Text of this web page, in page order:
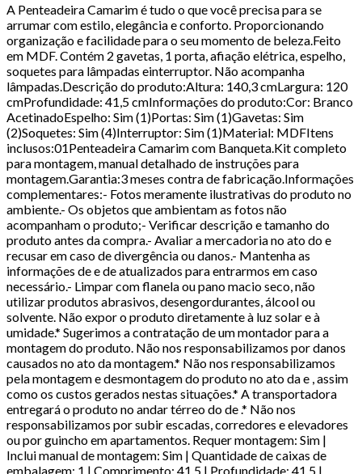
A Penteadeira Camarim é tudo o que você precisa para se
arrumar com estilo, elegância e conforto. Proporcionando
organização e facilidade para o seu momento de beleza.Feito
em MDF. Contém 2 gavetas, 1 porta, afiação elétrica, espelho,
soquetes para lâmpadas einterruptor. Não acompanha
lâmpadas.Descrição do produto:Altura: 140,3 cmLargura: 120
cmProfundidade: 41,5 cmInformações do produto:Cor: Branco
AcetinadoEspelho: Sim (1)Portas: Sim (1)Gavetas: Sim
(2)Soquetes: Sim (4)Interruptor: Sim (1)Material: MDFItens
inclusos:01Penteadeira Camarim com Banqueta.Kit completo
para montagem, manual detalhado de instruções para
montagem.Garantia:3 meses contra de fabricação.Informações
complementares:- Fotos meramente ilustrativas do produto no
ambiente.- Os objetos que ambientam as fotos não
acompanham o produto;- Verificar descrição e tamanho do
produto antes da compra.- Avaliar a mercadoria no ato do e
recusar em caso de divergência ou danos.- Mantenha as
informações de e de atualizados para entrarmos em caso
necessário.- Limpar com flanela ou pano macio seco, não
utilizar produtos abrasivos, desengordurantes, álcool ou
solvente. Não expor o produto diretamente à luz solar e à
umidade.* Sugerimos a contratação de um montador para a
montagem do produto. Não nos responsabilizamos por danos
causados no ato da montagem.* Não nos responsabilizamos
pela montagem e desmontagem do produto no ato da e , assim
como os custos gerados nestas situações.* A transportadora
entregará o produto no andar térreo do de .* Não nos
responsabilizamos por subir escadas, corredores e elevadores
ou por guincho em apartamentos. Requer montagem: Sim |
Inclui manual de montagem: Sim | Quantidade de caixas de
embalagem: 1 | Comprimento: 41,5 | Profundidade: 41,5 |